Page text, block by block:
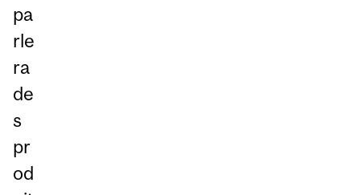
pa
rle
ra
de
s
pr
od